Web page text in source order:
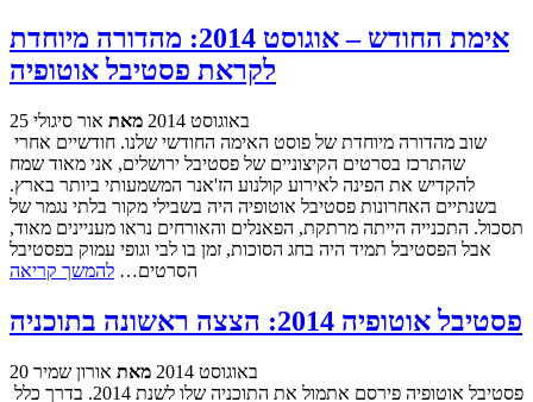
אימת החודש – אוגוסט 2014: מהדורה מיוחדת
לקראת פסטיבל אוטופיה
25 באוגוסט 2014 מאת אור סיגולי
שהתרכז בסרטים הקיצוניים של פסטיבל ירושלים, אני מאוד שמח
להקדיש את הפינה לאירוע קולנוע הז'אנר המשמעותי ביותר בארץ.
בשנתיים האחרונות פסטיבל אוטופיה היה בשבילי מקור בלתי נגמר של
תסכול. התכנייה הייתה מרתקת, הפאנלים והאורחים נראו מעניינים מאוד,
אבל הפסטיבל תמיד היה בחג הסוכות, זמן בו לבי וגופי עמוק בפסטיבל
הסרטים… להמשך קריאה
פסטיבל אוטופיה 2014: הצצה ראשונה בתוכניה
20 באוגוסט 2014 מאת אורון שמיר